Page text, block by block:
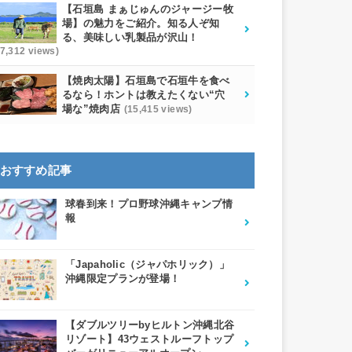
【石垣島 まぁじゅんのジャージー牧
場】の魅力をご紹介。知る人ぞ知
る、美味しい乳製品が沢山！
views)
【焼肉太陽】石垣島で石垣牛を食べ
るなら！ホントは教えたくない“穴
場な”焼肉店 (15,415 views)
おすすめ記事
球春到来！プロ野球沖縄キャンプ情
報
「Japaholic（ジャパホリック）」
沖縄限定プランが登場！
【ダブルツリーbyヒルトン沖縄北谷
リゾート】43ウェストルーフトップ